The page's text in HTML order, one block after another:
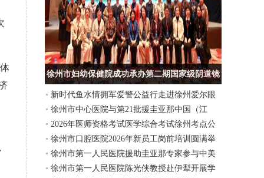
徐州市妇幼保健院成功承办第二期国家级阴道镜
及宫颈病规范化防治实训班
新时代鱼水情拥军爱警公益行走进徐州爱尔眼
科医院
徐州市中心医院与第21批援圭亚那中国（江
苏）医疗队开展远程会诊
2026年医师资格考试医学综合考试徐州考点公
告
徐州市口腔医院2026年新员工岗前培训圆满举
办
徐州市第一人民医院援助圭亚那专家参与中美
圭三国专家联合外科诊疗活动
徐州市第一人民医院陈光侠教授赴伊犁开展学